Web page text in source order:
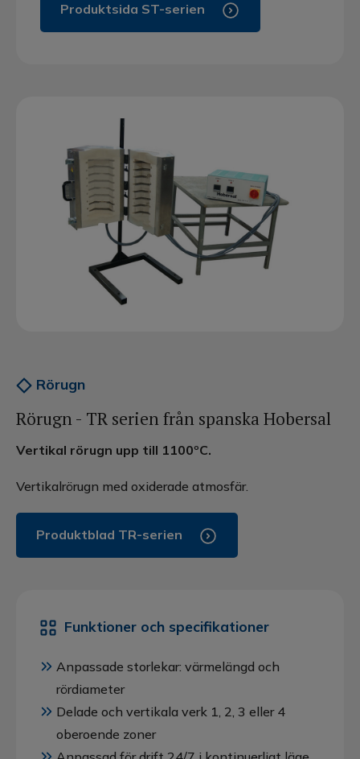
Produktsida ST-serien
Rörugn
Rörugn - TR serien från spanska Hobersal
Vertikal rörugn upp till 1100ºC.
Vertikalrörugn med oxiderade atmosfär.
Produktblad TR-serien
Funktioner och specifikationer
Anpassade storlekar: värmelängd och
rördiameter
Delade och vertikala verk 1, 2, 3 eller 4
oberoende zoner